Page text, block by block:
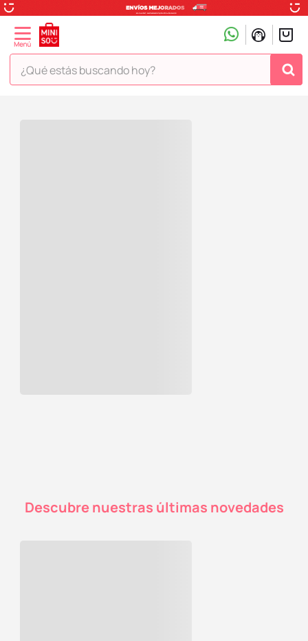
¿Qué estás buscando hoy?
Descubre nuestras últimas novedades